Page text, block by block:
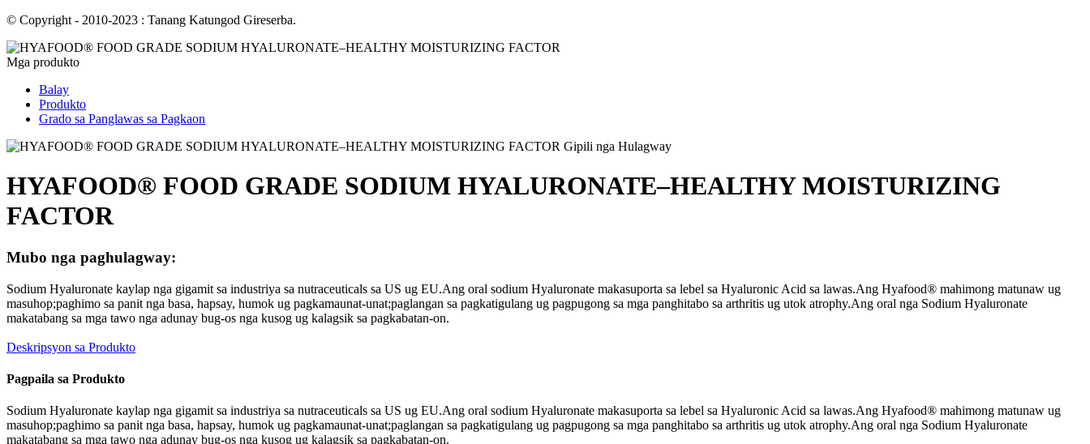
© Copyright - 2010-2023 : Tanang Katungod Gireserba.
Mga produkto
Balay
Produkto
Grado sa Panglawas sa Pagkaon
HYAFOOD® FOOD GRADE SODIUM HYALURONATE–HEALTHY MOISTURIZING
FACTOR
Mubo nga paghulagway:
Sodium Hyaluronate kaylap nga gigamit sa industriya sa nutraceuticals sa US ug EU.Ang oral sodium Hyaluronate makasuporta sa lebel sa Hyaluronic Acid sa lawas.Ang Hyafood® mahimong matunaw ug
masuhop;paghimo sa panit nga basa, hapsay, humok ug pagkamaunat-unat;paglangan sa pagkatigulang ug pagpugong sa mga panghitabo sa arthritis ug utok atrophy.Ang oral nga Sodium Hyaluronate
makatabang sa mga tawo nga adunay bug-os nga kusog ug kalagsik sa pagkabatan-on.
Deskripsyon sa Produkto
Pagpaila sa Produkto
Sodium Hyaluronate kaylap nga gigamit sa industriya sa nutraceuticals sa US ug EU.Ang oral sodium Hyaluronate makasuporta sa lebel sa Hyaluronic Acid sa lawas.Ang Hyafood® mahimong matunaw ug
masuhop;paghimo sa panit nga basa, hapsay, humok ug pagkamaunat-unat;paglangan sa pagkatigulang ug pagpugong sa mga panghitabo sa arthritis ug utok atrophy.Ang oral nga Sodium Hyaluronate
makatabang sa mga tawo nga adunay bug-os nga kusog ug kalagsik sa pagkabatan-on.